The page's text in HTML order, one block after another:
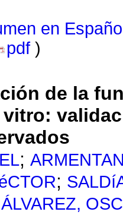
en
pdf )
de la
;
;
ÁLVAREZ,